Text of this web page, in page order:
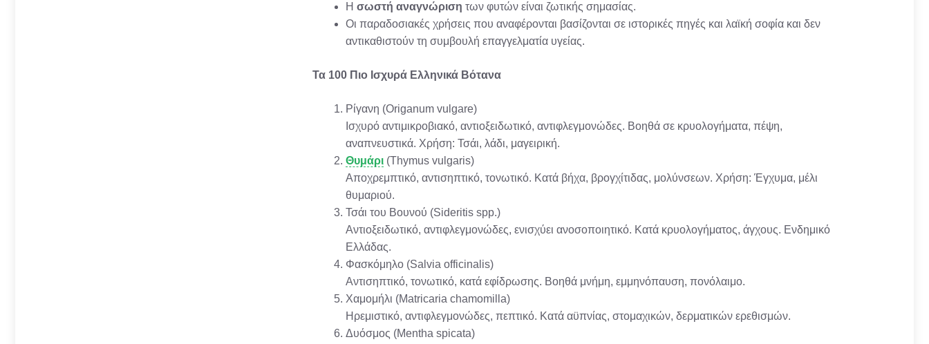
Η σωστή αναγνώριση των φυτών είναι ζωτικής σημασίας.
Οι παραδοσιακές χρήσεις που αναφέρονται βασίζονται σε ιστορικές πηγές και λαϊκή σοφία και δεν
αντικαθιστούν τη συμβουλή επαγγελματία υγείας.
Τα 100 Πιο Ισχυρά Ελληνικά Βότανα
Ρίγανη (Origanum vulgare)
Ισχυρό αντιμικροβιακό, αντιοξειδωτικό, αντιφλεγμονώδες. Βοηθά σε κρυολογήματα, πέψη,
αναπνευστικά. Χρήση: Τσάι, λάδι, μαγειρική.
Θυμάρι (Thymus vulgaris)
Αποχρεμπτικό, αντισηπτικό, τονωτικό. Κατά βήχα, βρογχίτιδας, μολύνσεων. Χρήση: Έγχυμα, μέλι
θυμαριού.
Τσάι του Βουνού (Sideritis spp.)
Αντιοξειδωτικό, αντιφλεγμονώδες, ενισχύει ανοσοποιητικό. Κατά κρυολογήματος, άγχους. Ενδημικό
Ελλάδας.
Φασκόμηλο (Salvia officinalis)
Αντισηπτικό, τονωτικό, κατά εφίδρωσης. Βοηθά μνήμη, εμμηνόπαυση, πονόλαιμο.
Χαμομήλι (Matricaria chamomilla)
Ηρεμιστικό, αντιφλεγμονώδες, πεπτικό. Κατά αϋπνίας, στομαχικών, δερματικών ερεθισμών.
Δυόσμος (Mentha spicata)